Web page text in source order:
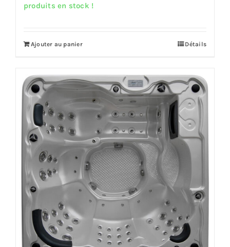
prix
10,299.00€.
produits en stock !
Ajouter au panier Détails
Offre!